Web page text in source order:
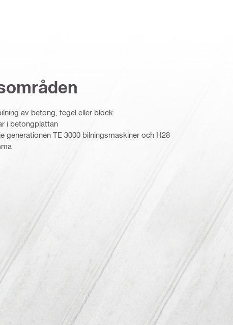
av betong, tegel eller block
i betongplattan
generationen TE 3000 bilningsmaskiner och H28